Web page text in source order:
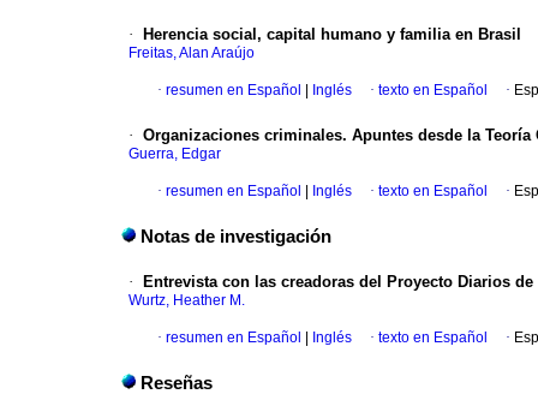
· Herencia social, capital humano y familia en Brasil
Freitas, Alan Araújo
· resumen en Español Inglés · texto en Español ·
· Organizaciones criminales. Apuntes desde la Teoría
Guerra, Edgar
· resumen en Español Inglés · texto en Español ·
Notas de investigación
· Entrevista con las creadoras del Proyecto Diarios de
Wurtz, Heather M.
· resumen en Español Inglés · texto en Español ·
Reseñas